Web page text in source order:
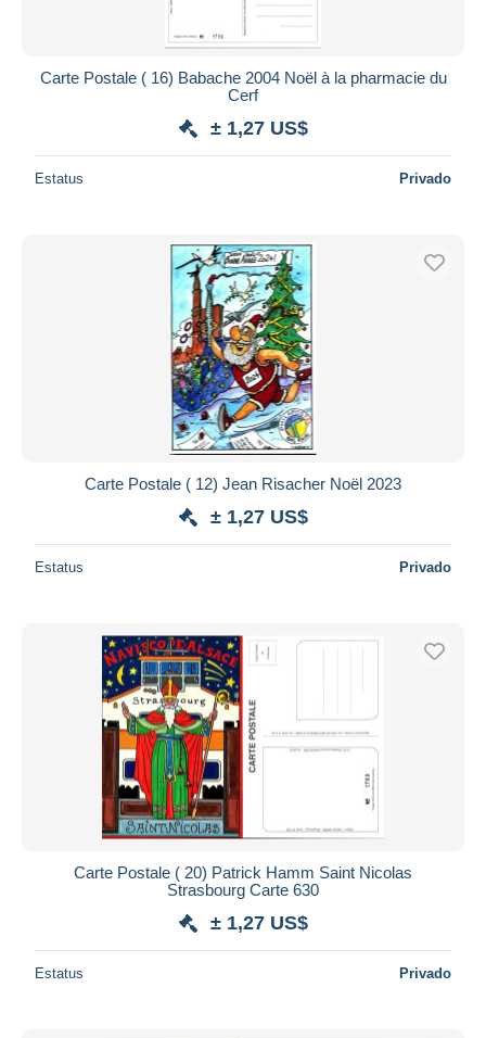
Carte Postale ( 16) Babache 2004 Noël à la pharmacie du
Cerf
± 1,27 US$
Estatus Privado
Carte Postale ( 12) Jean Risacher Noël 2023
± 1,27 US$
Estatus Privado
Carte Postale ( 20) Patrick Hamm Saint Nicolas
Strasbourg Carte 630
± 1,27 US$
Estatus Privado